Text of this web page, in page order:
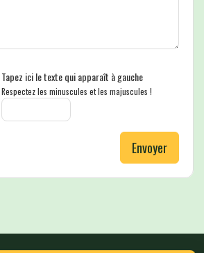
Tapez ici le texte qui apparaît à gauche
Respectez les minuscules et les majuscules !
Envoyer